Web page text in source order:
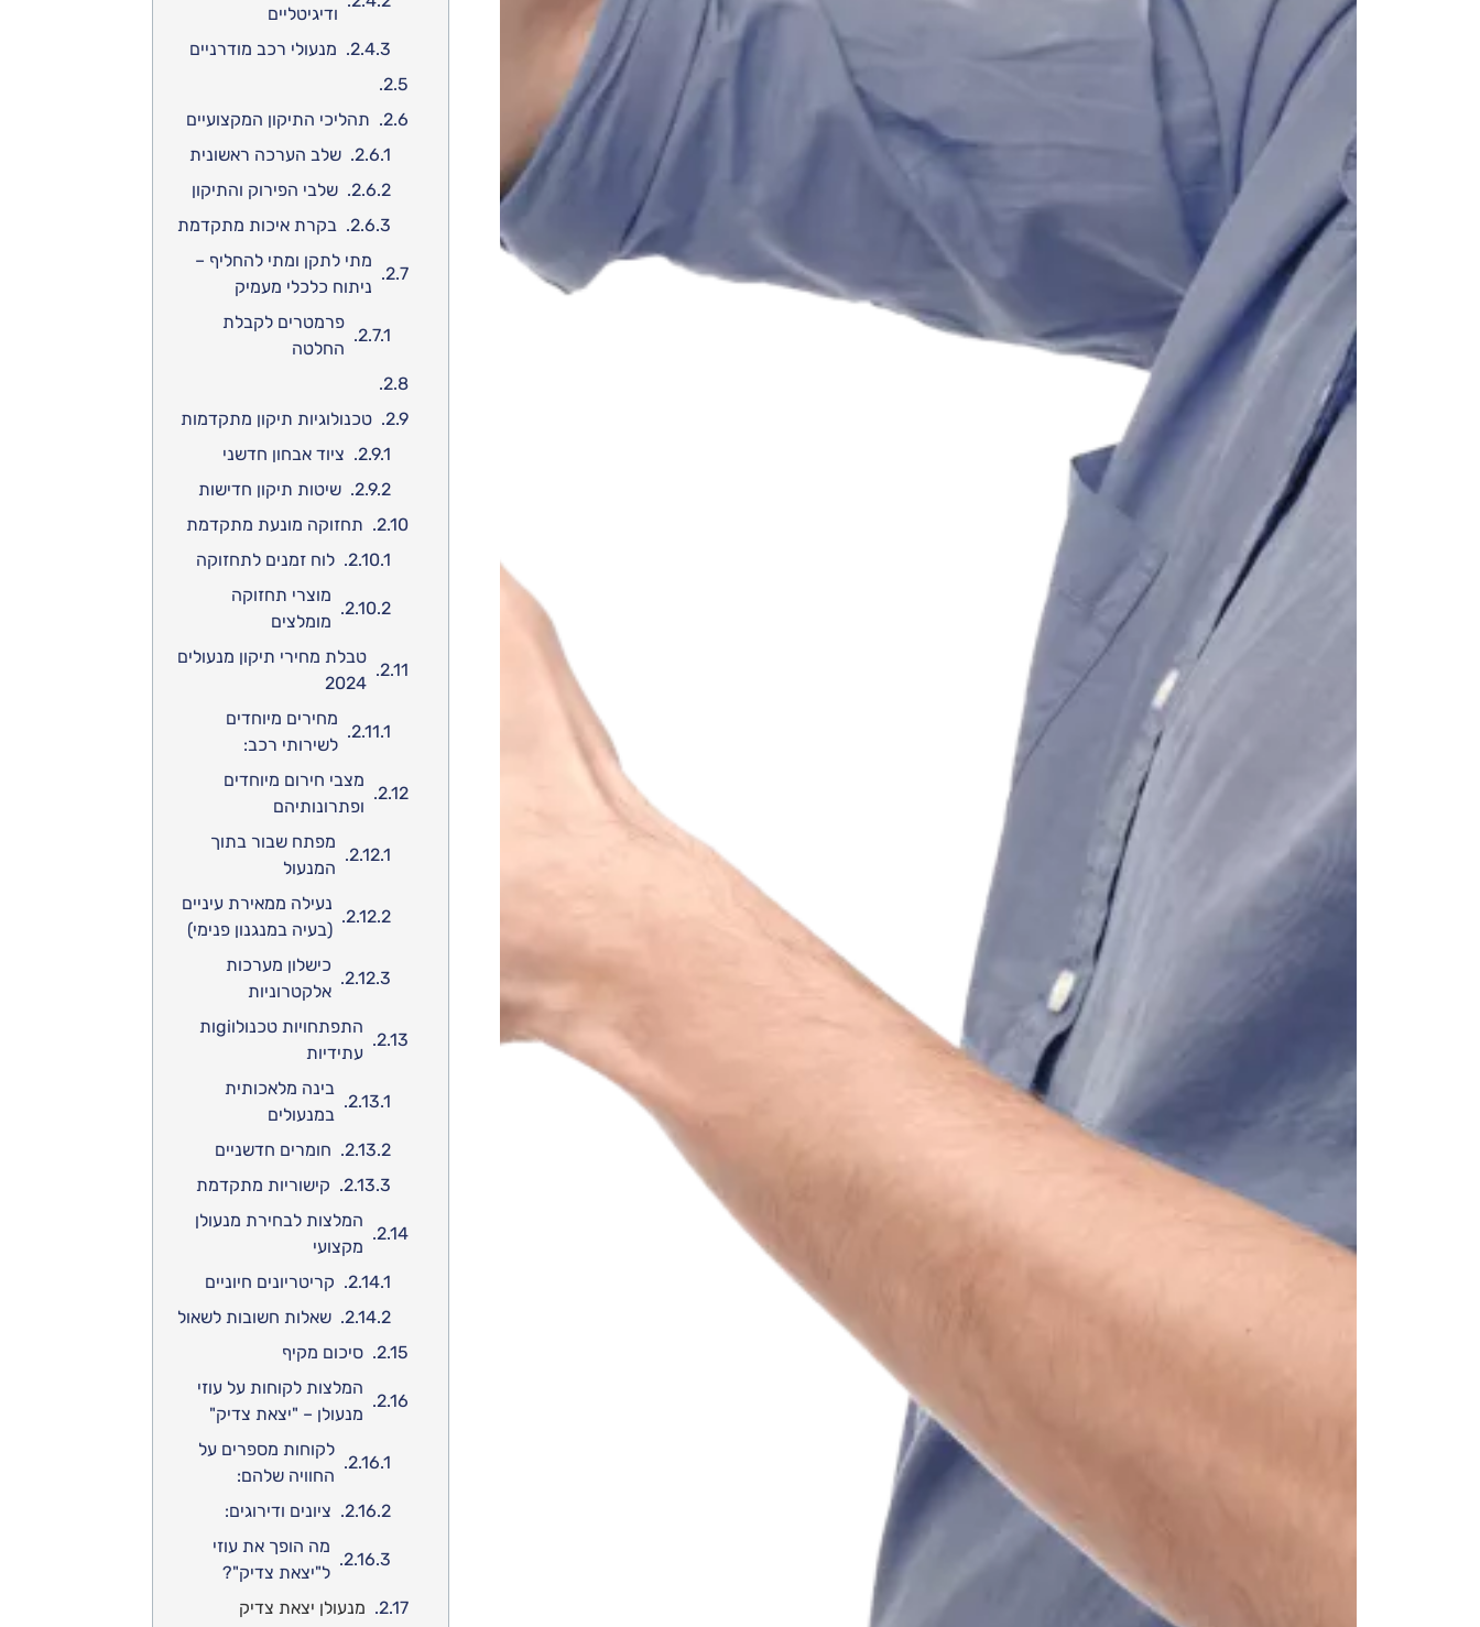
ודיגיטליים
מנעולי רכב מודרניים
תהליכי התיקון המקצועיים
שלב הערכה ראשונית
שלבי הפירוק והתיקון
בקרת איכות מתקדמת
מתי לתקן ומתי להחליף –
ניתוח כלכלי מעמיק
פרמטרים לקבלת
החלטה
טכנולוגיות תיקון מתקדמות
ציוד אבחון חדשני
שיטות תיקון חדישות
תחזוקה מונעת מתקדמת
לוח זמנים לתחזוקה
מוצרי תחזוקה
מומלצים
טבלת מחירי תיקון מנעולים
2024
מחירים מיוחדים
לשירותי רכב:
מצבי חירום מיוחדים
ופתרונותיהם
מפתח שבור בתוך
המנעול
נעילה ממאירת עיניים
(בעיה במנגנון פנימי)
כישלון מערכות
אלקטרוניות
התפתחויות טכנולוgiות
עתידיות
בינה מלאכותית
במנעולים
חומרים חדשניים
קישוריות מתקדמת
המלצות לבחירת מנעולן
מקצועי
קריטריונים חיוניים
שאלות חשובות לשאול
סיכום מקיף
המלצות לקוחות על עוזי
מנעולן – "יצאת צדיק"
לקוחות מספרים על
החוויה שלהם:
ציונים ודירוגים:
מה הופך את עוזי
ל"יצאת צדיק"?
מנעולן יצאת צדיק